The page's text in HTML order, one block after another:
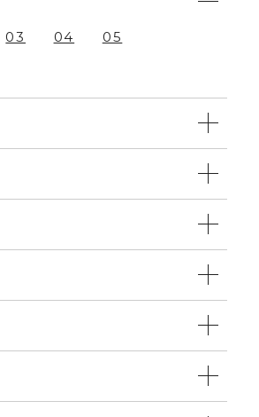
03 04
05